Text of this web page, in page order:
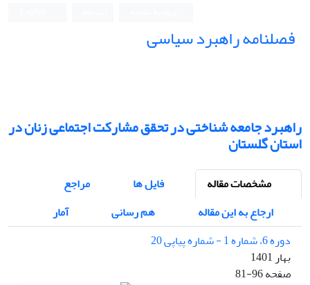
فصلنامه راهبرد سیاسی
راهبرد جامعه شناختی در تحقق مشارکت اجتماعی زنان در
استان گلستان
مشخصات مقاله فایل ها
مراجع
ارجاع به این مقاله
هم رسانی
آمار
دوره 6، شماره 1 - شماره پیاپی 20
بهار 1401
صفحه81-96